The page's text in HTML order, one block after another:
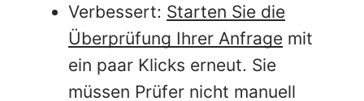
Verbessert: Starten Sie die
Überprüfung Ihrer Anfrage mit
ein paar Klicks erneut. Sie
müssen Prüfer nicht manuell